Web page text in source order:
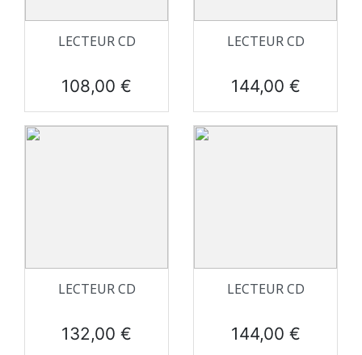
LECTEUR CD
Prix
108,00 €
LECTEUR CD
Prix
144,00 €
LECTEUR CD
Prix
132,00 €
LECTEUR CD
Prix
144,00 €